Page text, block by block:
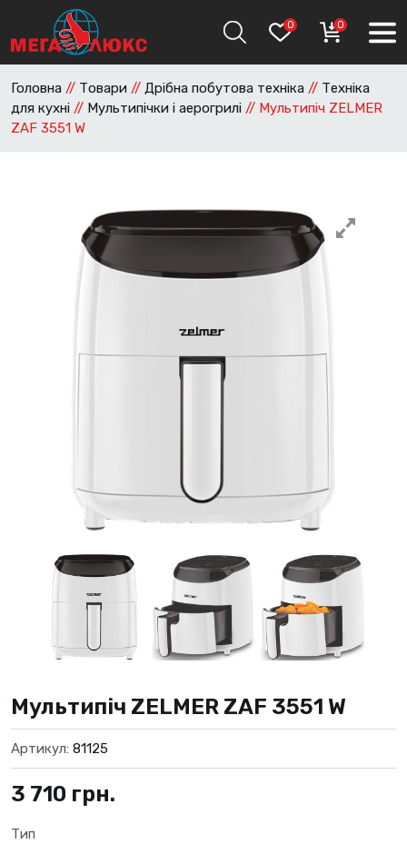
0 0
Головна // Товари // Дрібна побутова техніка // Техніка
для кухні // Мультипічки і аерогрилі // Мультипіч ZELMER
ZAF 3551 W
Мультипіч ZELMER ZAF 3551 W
Артикул: 81125
3 710 грн.
Тип